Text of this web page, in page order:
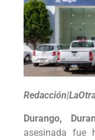
Durango,
asesinada fue